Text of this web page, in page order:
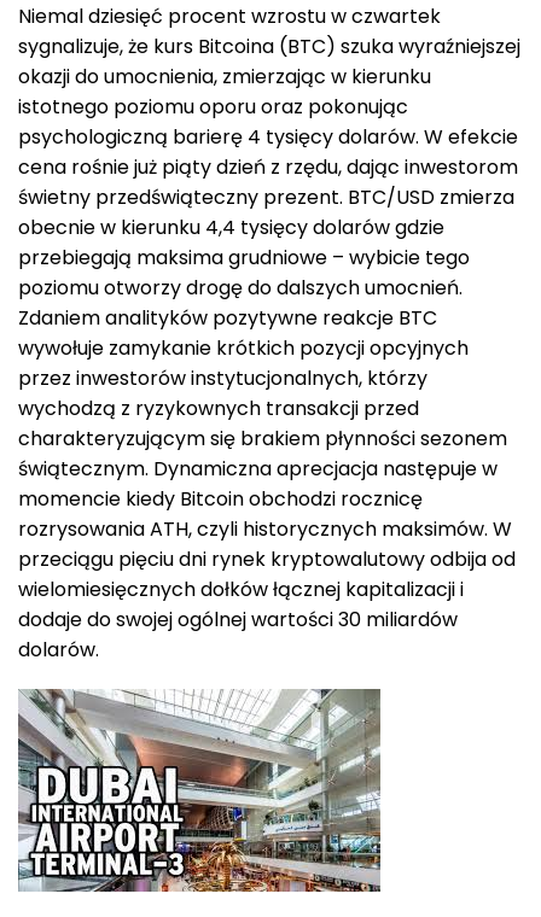
Niemal dziesięć procent wzrostu w czwartek
sygnalizuje, że kurs Bitcoina (BTC) szuka wyraźniejszej
okazji do umocnienia, zmierzając w kierunku
istotnego poziomu oporu oraz pokonując
psychologiczną barierę 4 tysięcy dolarów. W efekcie
cena rośnie już piąty dzień z rzędu, dając inwestorom
świetny przedświąteczny prezent. BTC/USD zmierza
obecnie w kierunku 4,4 tysięcy dolarów gdzie
przebiegają maksima grudniowe – wybicie tego
poziomu otworzy drogę do dalszych umocnień.
Zdaniem analityków pozytywne reakcje BTC
wywołuje zamykanie krótkich pozycji opcyjnych
przez inwestorów instytucjonalnych, którzy
wychodzą z ryzykownych transakcji przed
charakteryzującym się brakiem płynności sezonem
świątecznym. Dynamiczna aprecjacja następuje w
momencie kiedy Bitcoin obchodzi rocznicę
rozrysowania ATH, czyli historycznych maksimów. W
przeciągu pięciu dni rynek kryptowalutowy odbija od
wielomiesięcznych dołków łącznej kapitalizacji i
dodaje do swojej ogólnej wartości 30 miliardów
dolarów.